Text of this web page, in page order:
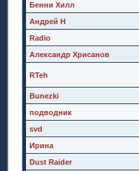
Бенни Хилл
Андрей Н
Radio
Александр Хрисанов
RTeh
Bunezki
подводник
svd
Ирина
Dust Raider